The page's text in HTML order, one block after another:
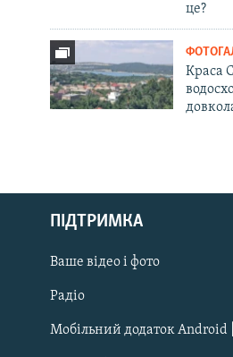
Русский
Qırımtatar
ДОЛУЧАЙСЯ!
це?
Краса
ПІДТРИМКА
Ваше відео і фото
Радіо
Мобільний додаток Android